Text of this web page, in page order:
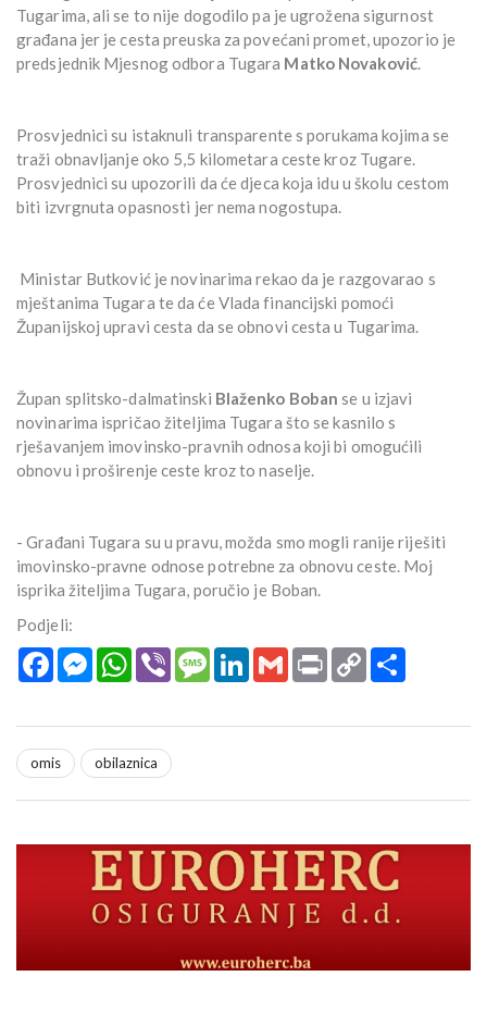
Tugarima, ali se to nije dogodilo pa je ugrožena sigurnost
građana jer je cesta preuska za povećani promet, upozorio je
predsjednik Mjesnog odbora Tugara Matko Novaković.
Prosvjednici su istaknuli transparente s porukama kojima se
traži obnavljanje oko 5,5 kilometara ceste kroz Tugare.
Prosvjednici su upozorili da će djeca koja idu u školu cestom
biti izvrgnuta opasnosti jer nema nogostupa.
Ministar Butković je novinarima rekao da je razgovarao s
mještanima Tugara te da će Vlada financijski pomoći
Županijskoj upravi cesta da se obnovi cesta u Tugarima.
Župan splitsko-dalmatinski Blaženko Boban se u izjavi
novinarima ispričao žiteljima Tugara što se kasnilo s
rješavanjem imovinsko-pravnih odnosa koji bi omogućili
obnovu i proširenje ceste kroz to naselje.
- Građani Tugara su u pravu, možda smo mogli ranije riješiti
imovinsko-pravne odnose potrebne za obnovu ceste. Moj
isprika žiteljima Tugara, poručio je Boban.
Podjeli:
FacebookMessengerWhatsApp
Viber MessageLinkedInGmail Print Copy
Link
omis obilaznica